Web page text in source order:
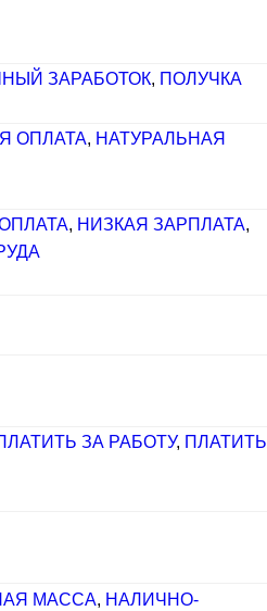
ЗАРАБОТОК, ПОЛУЧКА
ОПЛАТА, НАТУРАЛЬНАЯ
, НИЗКАЯ ЗАРПЛАТА,
ЗА РАБОТУ, ПЛАТИТЬ
МАССА, НАЛИЧНО-